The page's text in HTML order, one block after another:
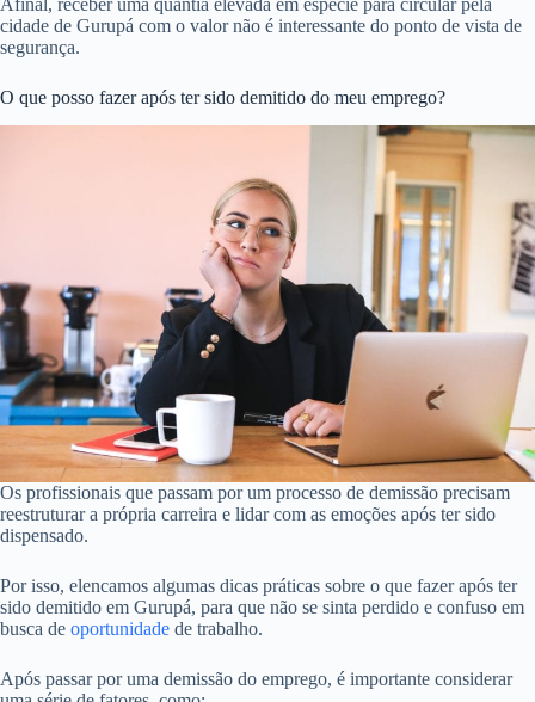
cidade de Gurupá com o valor não é interessante do ponto de vista de
segurança.
O que posso fazer após ter sido demitido do meu emprego?
Os profissionais que passam por um processo de demissão precisam
reestruturar a própria carreira e lidar com as emoções após ter sido
dispensado.
Por isso, elencamos algumas dicas práticas sobre o que fazer após ter
sido demitido em Gurupá, para que não se sinta perdido e confuso em
busca de oportunidade de trabalho.
Após passar por uma demissão do emprego, é importante considerar